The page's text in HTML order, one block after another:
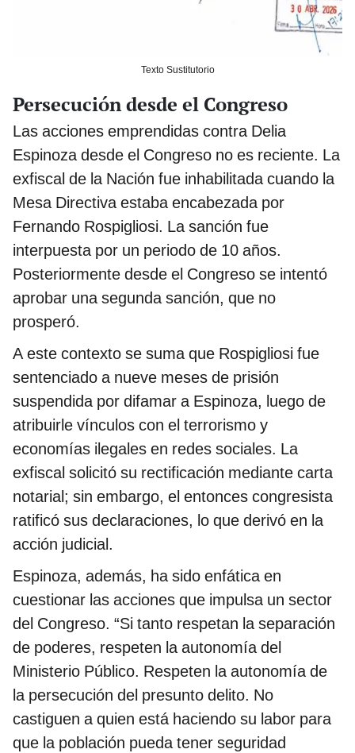
Texto Sustitutorio
Persecución desde el Congreso
Las acciones emprendidas contra Delia
Espinoza desde el Congreso no es reciente. La
exfiscal de la Nación fue inhabilitada cuando la
Mesa Directiva estaba encabezada por
Fernando Rospigliosi. La sanción fue
interpuesta por un periodo de 10 años.
Posteriormente desde el Congreso se intentó
aprobar una segunda sanción, que no
prosperó.
A este contexto se suma que Rospigliosi fue
sentenciado a nueve meses de prisión
suspendida por difamar a Espinoza, luego de
atribuirle vínculos con el terrorismo y
economías ilegales en redes sociales. La
exfiscal solicitó su rectificación mediante carta
notarial; sin embargo, el entonces congresista
ratificó sus declaraciones, lo que derivó en la
acción judicial.
Espinoza, además, ha sido enfática en
cuestionar las acciones que impulsa un sector
del Congreso. “Si tanto respetan la separación
de poderes, respeten la autonomía del
Ministerio Público. Respeten la autonomía de
la persecución del presunto delito. No
castiguen a quien está haciendo su labor para
que la población pueda tener seguridad